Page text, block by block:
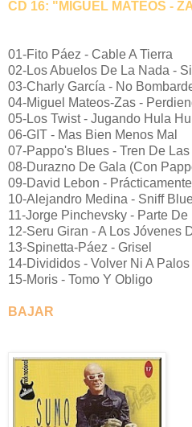
CD 16: "MIGUEL MATEOS -
01-Fito Páez - Cable A Tierra
02-Los Abuelos De La Nada -
03-Charly García - No
04-Miguel Mateos-Zas -
05-Los Twist - Jugando Hula
06-GIT - Mas Bien Menos Mal
07-Pappo's Blues - Tren De
08-Durazno De Gala (Con
09-David Lebon -
10-Alejandro Medina - Sniff
11-Jorge Pinchevsky - Parte
12-Seru Giran - A Los Jóvenes
13-Spinetta-Páez - Grisel
14-Divididos - Volver Ni A Palos
15-Moris - Tomo Y Obligo
BAJAR